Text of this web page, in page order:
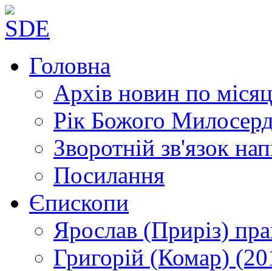
Головна
Архів новин по
Рік Божого
Зворотній зв'язок
Посилання
Єпископи
Ярослав (Приріз)
Григорій (Комар)